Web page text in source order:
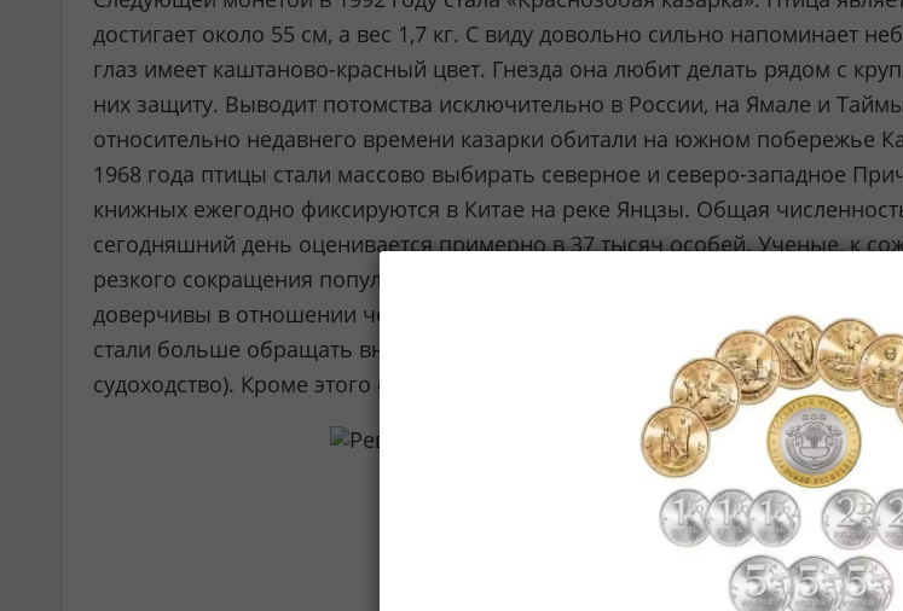
достигает около 55 см, а вес 1,7 кг. С виду довольно сильно напоминает
глаз имеет каштаново-красный цвет. Гнезда она любит делать рядом с
них защиту. Выводит потомства исключительно в России, на Ямале и
относительно недавнего времени казарки обитали на южном побережье
1968 года птицы стали массово выбирать северное и северо-западное
книжных ежегодно фиксируются в Китае на реке Янцзы. Общая
сегодняшний день оценивается примерно в 37 тысяч особей. Ученые, к
резкого сокращения популяции. Скорее всего, этому способствовало
доверчивы в отношении человека), увеличение пахотных земель
стали больше обращать внимание на птиц), усиленное освоение Крайнего
судоходство). Кроме этого стало наблюдаться увеличение туристического